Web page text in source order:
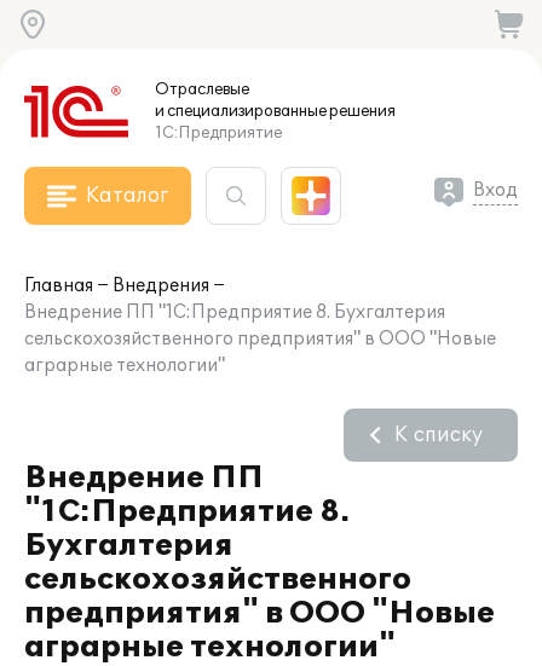
Отраслевые
и специализированныерешения
1С:Предприятие
Каталог Вход
Главная
Внедрения
Внедрение ПП "1С:Предприятие 8. Бухгалтерия
сельскохозяйственного предприятия" в ООО "Новые
аграрные технологии"
Внедрение ПП
"1С:Предприятие 8.
Бухгалтерия
сельскохозяйственного
предприятия" в ООО "Новые
аграрные технологии"
К списку